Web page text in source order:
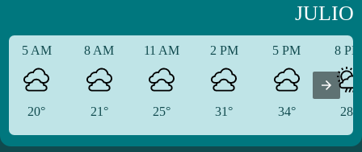
JULIO
5 AM
20°
8 AM
21°
11 AM
25°
2 PM
31°
5 PM
34°
8
28°